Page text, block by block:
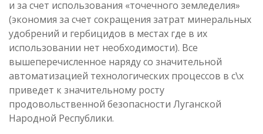
и за счет использования «точечного земледелия»
(экономия за счет сокращения затрат минеральных
удобрений и гербицидов в местах где в их
использовании нет необходимости). Все
вышеперечисленное наряду со значительной
автоматизацией технологических процессов в с\х
приведет к значительному росту
продовольственной безопасности Луганской
Народной Республики.